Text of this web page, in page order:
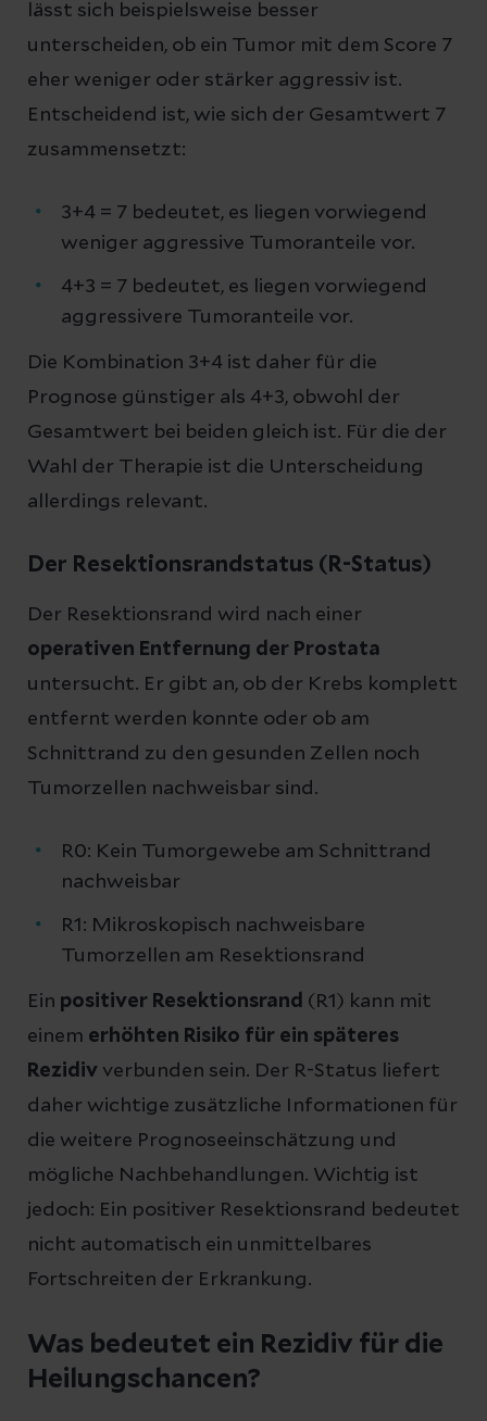
lässt sich beispielsweise besser
unterscheiden, ob ein Tumor mit dem Score 7
eher weniger oder stärker aggressiv ist.
Entscheidend ist, wie sich der Gesamtwert 7
zusammensetzt:
3+4 = 7 bedeutet, es liegen vorwiegend
weniger aggressive Tumoranteile vor.
4+3 = 7 bedeutet, es liegen vorwiegend
aggressivere Tumoranteile vor.
Die Kombination 3+4 ist daher für die
Prognose günstiger als 4+3, obwohl der
Gesamtwert bei beiden gleich ist. Für die der
Wahl der Therapie ist die Unterscheidung
allerdings relevant.
Der Resektionsrandstatus (R-Status)
Der Resektionsrand wird nach einer
operativen Entfernung der Prostata
untersucht. Er gibt an, ob der Krebs komplett
entfernt werden konnte oder ob am
Schnittrand zu den gesunden Zellen noch
Tumorzellen nachweisbar sind.
R0: Kein Tumorgewebe am Schnittrand
nachweisbar
R1: Mikroskopisch nachweisbare
Tumorzellen am Resektionsrand
Ein positiver Resektionsrand (R1) kann mit
einem erhöhten Risiko für ein späteres
Rezidiv verbunden sein. Der R-Status liefert
daher wichtige zusätzliche Informationen für
die weitere Prognoseeinschätzung und
mögliche Nachbehandlungen. Wichtig ist
jedoch: Ein positiver Resektionsrand bedeutet
nicht automatisch ein unmittelbares
Fortschreiten der Erkrankung.
Was bedeutet ein Rezidiv für die
Heilungschancen?